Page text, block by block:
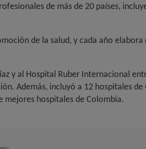
de más de 20 países,
de la salud, y cada año
y al Hospital Ruber Internacional
Además, incluyó a 12 hospitales de
mejores hospitales de Colombia.